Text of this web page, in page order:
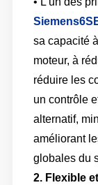
sa capacité
moteur, à
réduire les
un contrôle
alternatif,
améliorant
globales du
2. Flexible